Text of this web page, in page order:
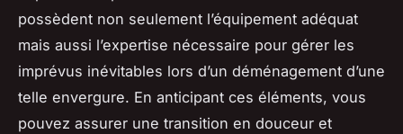
possèdent non seulement l’équipement adéquat
mais aussi l’expertise nécessaire pour gérer les
imprévus inévitables lors d’un déménagement d’une
telle envergure. En anticipant ces éléments, vous
pouvez assurer une transition en douceur et